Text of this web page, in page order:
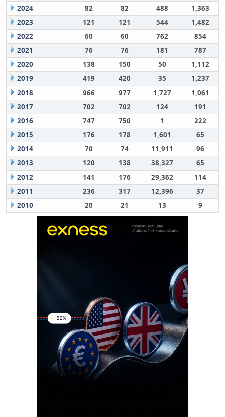
2024
82 82 488
1,363
2023
121 121 544
1,482
2022
60 60 762
854
2021
76 76 181
787
2020
138 150 50
1,112
2019
419 420 35
1,237
2018
966 977 1,727
1,061
2017
702 702 124
191
2016
747 750 1
222
2015
176 178 1,601
65
2014
70 74 11,911
96
2013
120 138 38,327
65
2012
141 176 29,362
114
2011
236 317 12,396
37
2010
20 21 13 9